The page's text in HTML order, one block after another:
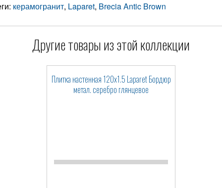
керамогранит, Laparet, Brecia Antic Brown
Другие товары из этой коллекции
Плитка настенная 120x1.5 Laparet Бордюр
метал. серебро глянцевое